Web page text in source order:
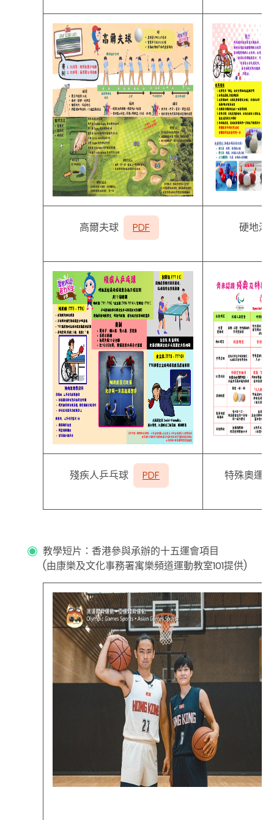
高爾夫球 PDF 硬地
殘疾人乒乓球 PDF 特殊奧運
教學短片：香港參與承辦的十五運會項目
(由康樂及文化事務署寓樂頻道運動教室101提供)